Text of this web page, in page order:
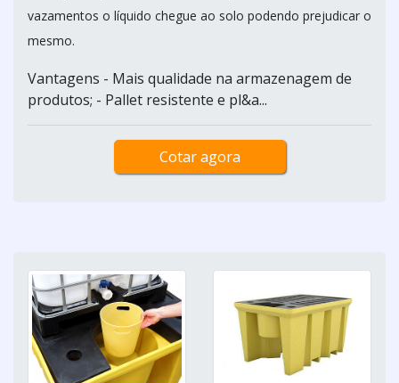
vazamentos o líquido chegue ao solo podendo prejudicar o
mesmo.
Vantagens - Mais qualidade na armazenagem de
produtos; - Pallet resistente e pl&a...
Cotar agora